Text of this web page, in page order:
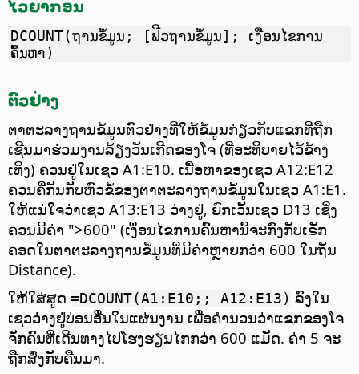
ໄວຍາກອນ
DCOUNT(ຖານຂໍ້ມູນ; [ຟີວຖານຂໍ້ມູນ]; ເງື່ອນໄຂການ
ຄົ້ນຫາ)
ຕົວຢ່າງ
ຕາຕະລາງຖານຂໍ້ມູນຕົວຢ່າງທີ່ໃຫ້ຂໍ້ມູນກ່ຽວກັບແຂກທີ່ຖືກ
ເຊີນມາຮ່ວມງານລ້ຽງວັນເກີດຂອງໂຈ (ທີ່ອະທິບາຍໄວ້ຂ້າງ
ເທິງ) ຄວນຢູ່ໃນເຊວ A1:E10. ເນື້ອຫາຂອງເຊວ A12:E12
ຄວນຄືກັນກັບຫົວຂໍ້ຂອງຕາຕະລາງຖານຂໍ້ມູນໃນເຊວ A1:E1.
ໃຫ້ແນ່ໃຈວ່າເຊວ A13:E13 ວ່າງຢູ່, ຍົກເວັ້ນເຊວ D13 ເຊິ່ງ
ຄວນມີຄ່າ ">600" (ເງື່ອນໄຂການຄົ້ນຫານີ້ຈະກົງກັບເຣັກ
ຄອດໃນຕາຕະລາງຖານຂໍ້ມູນທີ່ມີຄ່າຫຼາຍກວ່າ 600 ໃນຖັນ
Distance).
ໃຫ້ໃສ່ສູດ =DCOUNT(A1:E10;; A12:E13) ລົງໃນ
ເຊວວ່າງຢູ່ບ່ອນອື່ນໃນແຜ່ນງານ ເພື່ອຄຳນວນວ່າແຂກຂອງໂຈ
ຈັກຄົນທີ່ເດີນທາງໄປໂຮງຮຽນໄກກວ່າ 600 ແມັດ. ຄ່າ 5 ຈະ
ຖືກສົ່ງກັບຄືນມາ.